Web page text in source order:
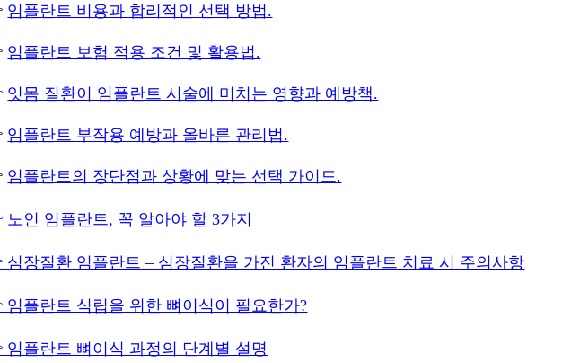
임플란트 비용과 합리적인 선택 방법.
임플란트 보험 적용 조건 및 활용법.
잇몸 질환이 임플란트 시술에 미치는 영향과 예방책.
임플란트 부작용 예방과 올바른 관리법.
임플란트의 장단점과 상황에 맞는 선택 가이드.
노인 임플란트, 꼭 알아야 할 3가지
심장질환 임플란트 – 심장질환을 가진 환자의 임플란트 치료 시 주의사항
임플란트 식립을 위한 뼈이식이 필요한가?
임플란트 뼈이식 과정의 단계별 설명